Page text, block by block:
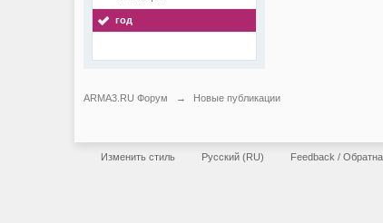
год
ARMA3.RU Форум → Новые публикации
Изменить стиль Русский (RU) Feedback /